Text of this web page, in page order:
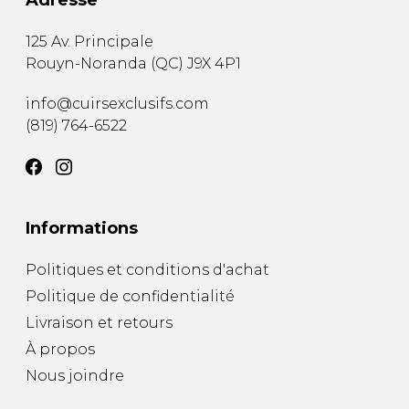
125 Av. Principale
Rouyn-Noranda (QC) J9X 4P1
info@cuirsexclusifs.com
(819) 764-6522
Informations
Politiques et conditions d'achat
Politique de confidentialité
Livraison et retours
À propos
Nous joindre